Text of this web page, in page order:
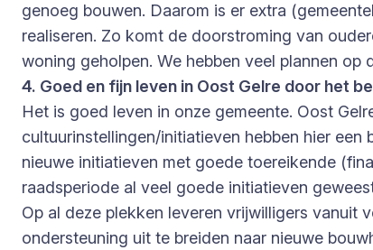
genoeg bouwen. Daarom is er extra
realiseren. Zo komt de doorstroming van
woning geholpen. We hebben veel plannen
4. Goed en fijn leven in Oost Gelre door het
Het is goed leven in onze gemeente. Oost
cultuurinstellingen/initiatieven hebben hier
nieuwe initiatieven met goede toereikende
raadsperiode al veel goede initiatieven
Op al deze plekken leveren vrijwilligers vanuit
ondersteuning uit te breiden naar nieuwe